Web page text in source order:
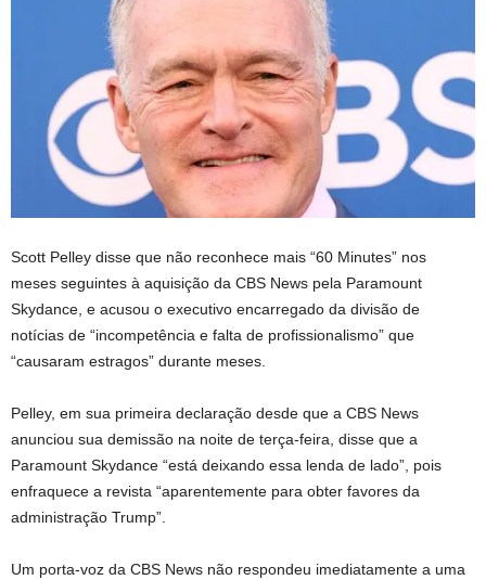
Scott Pelley disse que não reconhece mais “60 Minutes” nos
meses seguintes à aquisição da CBS News pela Paramount
Skydance, e acusou o executivo encarregado da divisão de
notícias de “incompetência e falta de profissionalismo” que
“causaram estragos” durante meses.
Pelley, em sua primeira declaração desde que a CBS News
anunciou sua demissão na noite de terça-feira, disse que a
Paramount Skydance “está deixando essa lenda de lado”, pois
enfraquece a revista “aparentemente para obter favores da
administração Trump”.
Um porta-voz da CBS News não respondeu imediatamente a uma